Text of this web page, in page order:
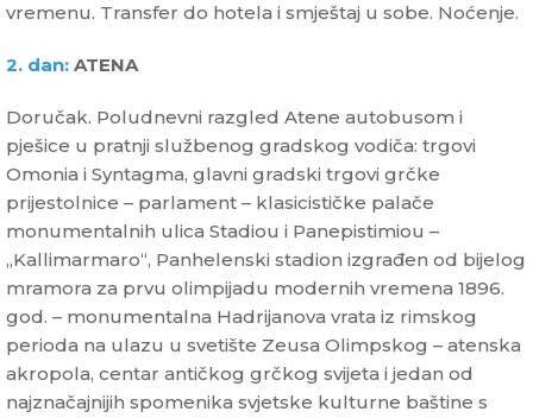
vremenu. Transfer do hotela i smještaj u sobe. Noćenje.
2. dan: ATENA
Doručak. Poludnevni razgled Atene autobusom i
pješice u pratnji službenog gradskog vodiča: trgovi
Omonia i Syntagma, glavni gradski trgovi grčke
prijestolnice – parlament – klasicističke palače
monumentalnih ulica Stadiou i Panepistimiou –
„Kallimarmaro“, Panhelenski stadion izgrađen od bijelog
mramora za prvu olimpijadu modernih vremena 1896.
god. – monumentalna Hadrijanova vrata iz rimskog
perioda na ulazu u svetište Zeusa Olimpskog – atenska
akropola, centar antičkog grčkog svijeta i jedan od
najznačajnijih spomenika svjetske kulturne baštine s